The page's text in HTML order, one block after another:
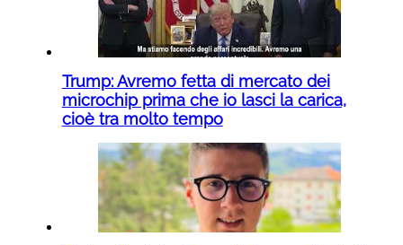
Trump: Avremo fetta di mercato dei
microchip prima che io lasci la carica,
cioè tra molto tempo